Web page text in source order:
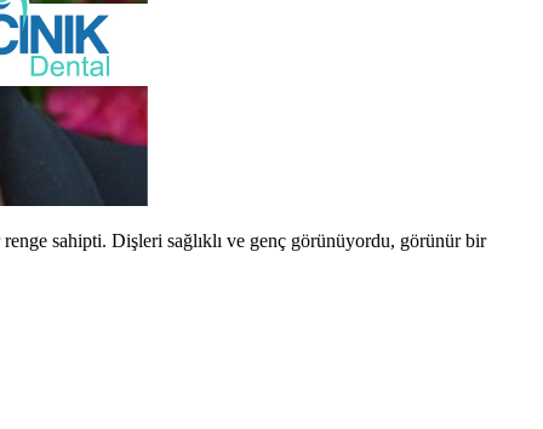
sahipti. Dişleri sağlıklı ve genç görünüyordu, görünür bir